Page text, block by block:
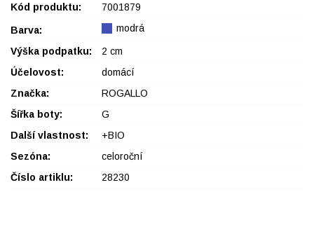
Kód produktu: 7001879
Barva: modrá
Výška podpatku:
2 cm
Účelovost:
domácí
Značka:
ROGALLO
Šířka boty:
G
Další vlastnost:
+BIO
Sezóna:
celoroční
Číslo artiklu:
28230